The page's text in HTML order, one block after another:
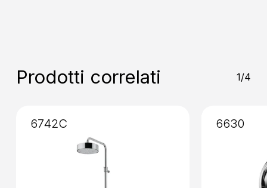
Prodotti correlati 1/4
6742C 6630